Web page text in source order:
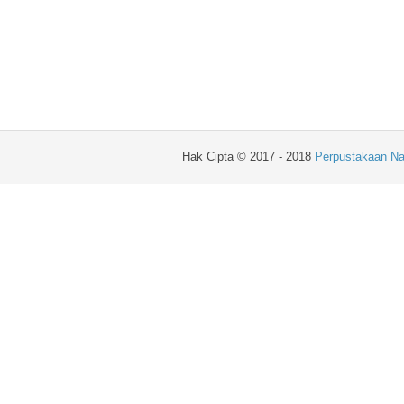
Hak Cipta © 2017 - 2018 Perpustakaan